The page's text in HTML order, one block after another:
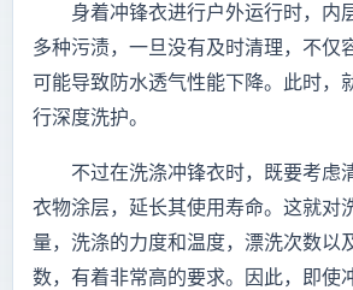
身着冲锋衣进行户外运行时，内
多种污渍，一旦没有及时清理，不仅
可能导致防水透气性能下降。此时，
行深度洗护。
不过在洗涤冲锋衣时，既要考虑
衣物涂层，延长其使用寿命。这就对
量，洗涤的力度和温度，漂洗次数以
数，有着非常高的要求。因此，即使